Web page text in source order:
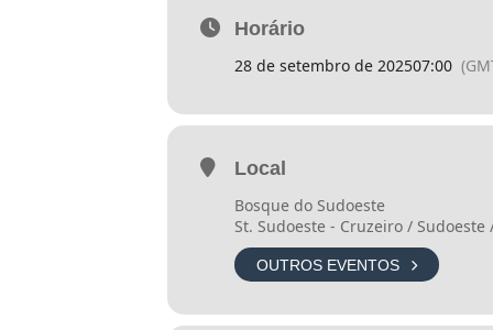
📢 Usando o cupom de desconto
PERCURSO
📍 Percurso: 5 km com
Horário
28 de setembro de 202507:00
Local
Bosque do Sudoeste
St. Sudoeste - Cruzeiro /
OUTROS EVENTOS